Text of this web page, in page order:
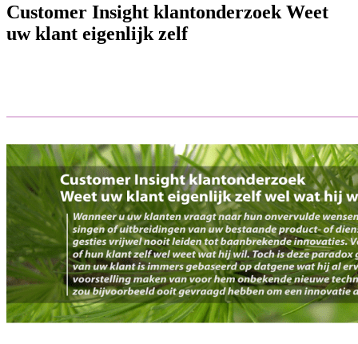
Customer Insight klantonderzoek Weet
uw klant eigenlijk zelf